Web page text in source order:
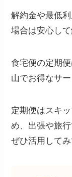
解約金や最低
場合は安心し
食宅便の定期
山でお得なサー
定期便はスキ
め、出張や旅
ぜひ活用してみ